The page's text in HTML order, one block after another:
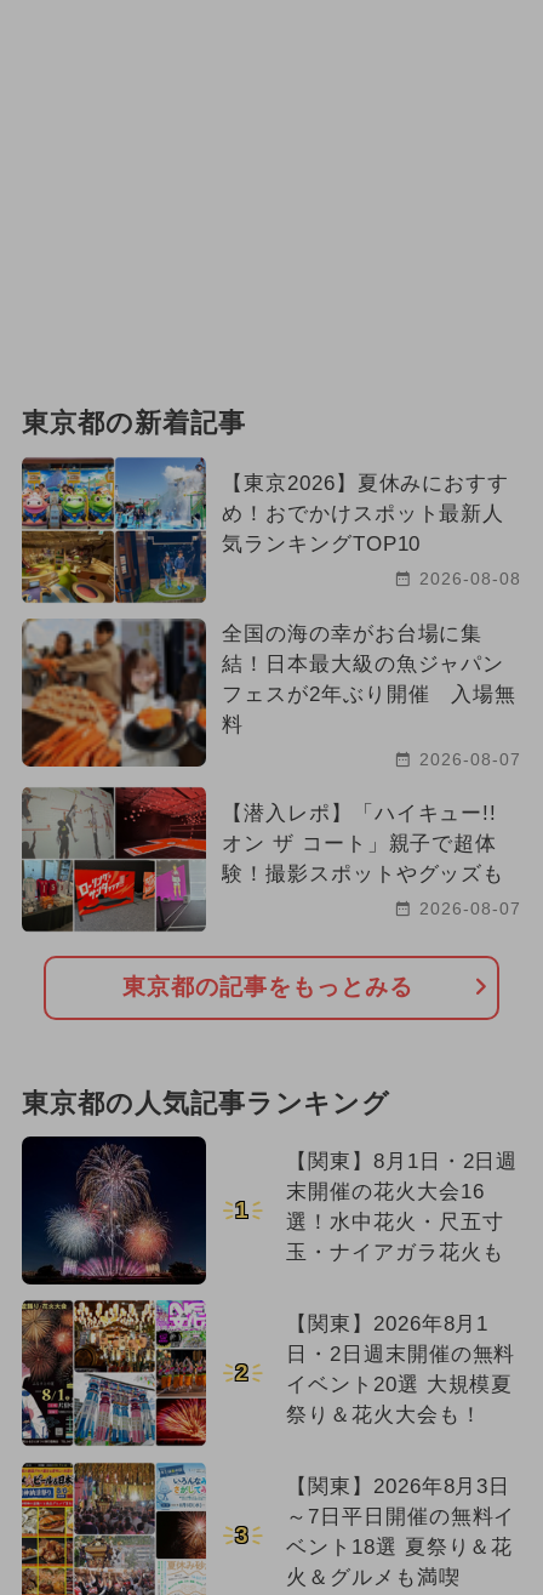
東京都の新着記事
【東京2026】夏休みにおすす
め！おでかけスポット最新人
気ランキングTOP10
2026-08-08
全国の海の幸がお台場に集
結！日本最大級の魚ジャパン
フェスが2年ぶり開催 入場無
料
2026-08-07
【潜入レポ】「ハイキュー!!
オン ザ コート」親子で超体
験！撮影スポットやグッズも
2026-08-07
東京都の記事をもっとみる
東京都の人気記事ランキング
1
【関東】8月1日・2日週
末開催の花火大会16
選！水中花火・尺五寸
玉・ナイアガラ花火も
2
【関東】2026年8月1
日・2日週末開催の無料
イベント20選 大規模夏
祭り＆花火大会も！
3
【関東】2026年8月3日
～7日平日開催の無料イ
ベント18選 夏祭り＆花
火＆グルメも満喫